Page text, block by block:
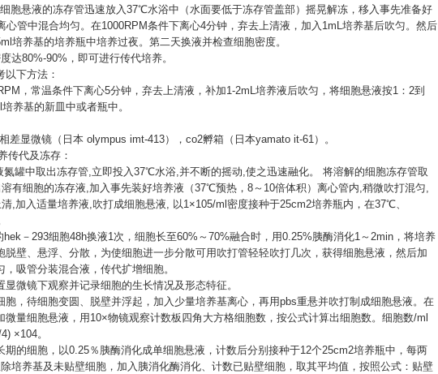
胞悬液的冻存管迅速放入37℃水浴中（水面要低于冻存管盖部）摇晃解冻，移入事先准备好
心管中混合均匀。在1000RPM条件下离心4分钟，弃去上清液，加入1mL培养基后吹匀。然后
培养基的培养瓶中培养过夜。第二天换液并检查细胞密度。
达80%-90%，即可进行传代培养。
以下方法：
，常温条件下离心5分钟，弃去上清液，补加1-2mL培养液后吹匀，将细胞悬液按1：2到
养基的新皿中或者瓶中。
差显微镜（日本 olympus imt-413），co2孵箱（日本yamato it-61）。
传代及冻存：
氮罐中取出冻存管,立即投入37℃水浴,并不断的摇动,使之迅速融化。 将溶解的细胞冻存管取
有细胞的冻存液,加入事先装好培养液（37℃预热，8～10倍体积）离心管内,稍微吹打混匀,
,加入适量培养液,吹打成细胞悬液, 以1×105/ml密度接种于25cm2培养瓶内，在37℃、
－293细胞48h换液1次，细胞长至60%～70%融合时，用0.25%胰酶消化1～2min，将培养
脱壁、悬浮、分散，为使细胞进一步分散可用吹打管轻轻吹打几次，获得细胞悬液，然后加
吸管分装混合液，传代扩增细胞。
微镜下观察并记录细胞的生长情况及形态特征。
胞，待细胞变圆、脱壁并浮起，加入少量培养基离心，再用pbs重悬并吹打制成细胞悬液。在
微量细胞悬液，用10×物镜观察计数板四角大方格细胞数，按公式计算出细胞数。细胞数/ml
×104。
期的细胞，以0.25％胰酶消化成单细胞悬液，计数后分别接种于12个25cm2培养瓶中，每两
培养基及未贴壁细胞，加入胰消化酶消化、计数已贴壁细胞，取其平均值，按照公式：贴壁